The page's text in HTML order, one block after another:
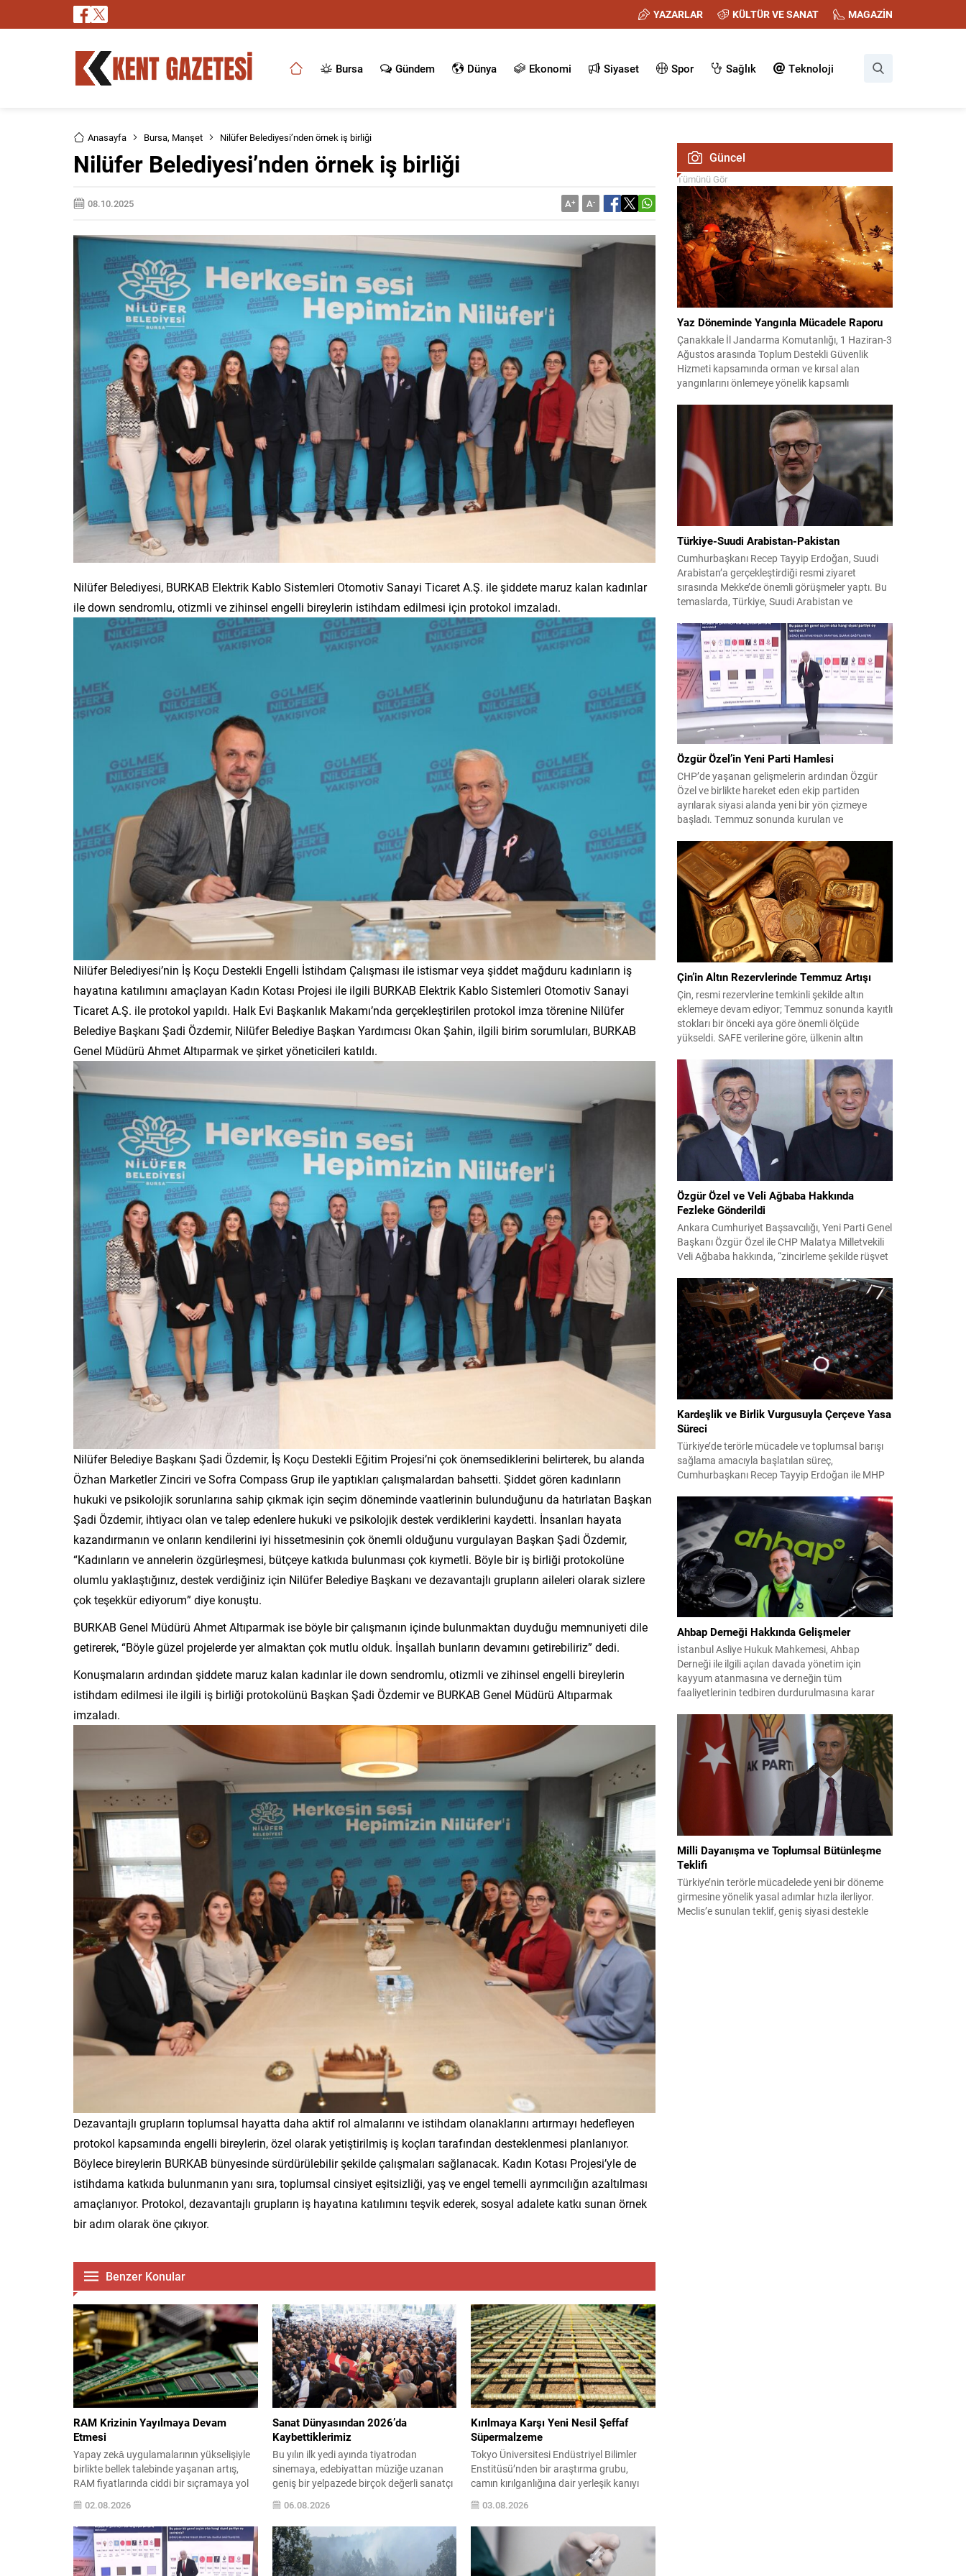
YAZARLAR KÜLTÜR VE SANAT MAGAZİN
Bursa Gündem Dünya Ekonomi Siyaset Spor Sağlık Teknoloji
Anasayfa Bursa, Manşet Nilüfer Belediyesi’nden örnek iş birliği
Nilüfer Belediyesi’nden örnek iş birliği
08.10.2025 A+ A-
Nilüfer Belediyesi, BURKAB Elektrik Kablo Sistemleri Otomotiv Sanayi Ticaret A.Ş. ile şiddete maruz kalan kadınlar
ile down sendromlu, otizmli ve zihinsel engelli bireylerin istihdam edilmesi için protokol imzaladı.
Nilüfer Belediyesi’nin İş Koçu Destekli Engelli İstihdam Çalışması ile istismar veya şiddet mağduru kadınların iş
hayatına katılımını amaçlayan Kadın Kotası Projesi ile ilgili BURKAB Elektrik Kablo Sistemleri Otomotiv Sanayi
Ticaret A.Ş. ile protokol yapıldı. Halk Evi Başkanlık Makamı’nda gerçekleştirilen protokol imza törenine Nilüfer
Belediye Başkanı Şadi Özdemir, Nilüfer Belediye Başkan Yardımcısı Okan Şahin, ilgili birim sorumluları, BURKAB
Genel Müdürü Ahmet Altıparmak ve şirket yöneticileri katıldı.
Nilüfer Belediye Başkanı Şadi Özdemir, İş Koçu Destekli Eğitim Projesi’ni çok önemsediklerini belirterek, bu alanda
Özhan Marketler Zinciri ve Sofra Compass Grup ile yaptıkları çalışmalardan bahsetti. Şiddet gören kadınların
hukuki ve psikolojik sorunlarına sahip çıkmak için seçim döneminde vaatlerinin bulunduğunu da hatırlatan Başkan
Şadi Özdemir, ihtiyacı olan ve talep edenlere hukuki ve psikolojik destek verdiklerini kaydetti. İnsanları hayata
kazandırmanın ve onların kendilerini iyi hissetmesinin çok önemli olduğunu vurgulayan Başkan Şadi Özdemir,
“Kadınların ve annelerin özgürleşmesi, bütçeye katkıda bulunması çok kıymetli. Böyle bir iş birliği protokolüne
olumlu yaklaştığınız, destek verdiğiniz için Nilüfer Belediye Başkanı ve dezavantajlı grupların aileleri olarak sizlere
çok teşekkür ediyorum” diye konuştu.
BURKAB Genel Müdürü Ahmet Altıparmak ise böyle bir çalışmanın içinde bulunmaktan duyduğu memnuniyeti dile
getirerek, “Böyle güzel projelerde yer almaktan çok mutlu olduk. İnşallah bunların devamını getirebiliriz” dedi.
Konuşmaların ardından şiddete maruz kalan kadınlar ile down sendromlu, otizmli ve zihinsel engelli bireylerin
istihdam edilmesi ile ilgili iş birliği protokolünü Başkan Şadi Özdemir ve BURKAB Genel Müdürü Altıparmak
imzaladı.
Dezavantajlı grupların toplumsal hayatta daha aktif rol almalarını ve istihdam olanaklarını artırmayı hedefleyen
protokol kapsamında engelli bireylerin, özel olarak yetiştirilmiş iş koçları tarafından desteklenmesi planlanıyor.
Böylece bireylerin BURKAB bünyesinde sürdürülebilir şekilde çalışmaları sağlanacak. Kadın Kotası Projesi’yle de
istihdama katkıda bulunmanın yanı sıra, toplumsal cinsiyet eşitsizliği, yaş ve engel temelli ayrımcılığın azaltılması
amaçlanıyor. Protokol, dezavantajlı grupların iş hayatına katılımını teşvik ederek, sosyal adalete katkı sunan örnek
bir adım olarak öne çıkıyor.
Benzer Konular
RAM Krizinin Yayılmaya Devam
Etmesi
Yapay zekâ uygulamalarının yükselişiyle
birlikte bellek talebinde yaşanan artış,
RAM fiyatlarında ciddi bir sıçramaya yol
açtı. Bu durum, dizüstü bilgisayarlar ve
akıllı telefonlar başta olmak üzere birçok
ürünün maliyetini yükseltiyor ve küresel
çapta bir arz sıkıntısı riski doğuruyor.
Samsung Finans Direktörü’nün işaret
ettiği üzere, mikroçip tedarikindeki
02.08.2026
Sanat Dünyasından 2026’da
Kaybettiklerimiz
Bu yılın ilk yedi ayında tiyatrodan
sinemaya, edebiyattan müziğe uzanan
geniş bir yelpazede birçok değerli sanatçı
ve aydın aramızdan ayrıldı. Her biri kendi
alanında iz bırakan isimlerin vefatı, kültür
ve sanat camiasında derin üzüntü
yarattı. Kaybettiklerimizin anısına,
yaşamları boyunca üretip bıraktıkları
eserler ve katkılar yeniden hatırlanıyor;
06.08.2026
Kırılmaya Karşı Yeni Nesil Şeffaf
Süpermalzeme
Tokyo Üniversitesi Endüstriyel Bilimler
Enstitüsü’nden bir araştırma grubu,
camın kırılganlığına dair yerleşik kanıyı
kökten değiştirebilecek bir malzeme
geliştirdi. Bu yeni bileşim, geleneksel
camlardan iki kat daha dayanıklı olmakla
kalmayıp, bazı dökme demir ve çelik
türleriyle karşılaştırılabilecek yük taşıma
kapasitesine ulaşıyor. Malzeme, görünür
03.08.2026
Güncel
Tümünü Gör
Yaz Döneminde Yangınla Mücadele Raporu
Çanakkale İl Jandarma Komutanlığı, 1 Haziran-3
Ağustos arasında Toplum Destekli Güvenlik
Hizmeti kapsamında orman ve kırsal alan
yangınlarını önlemeye yönelik kapsamlı
görev yapan 178 tim ve 742 personel, sahada
aktif olarak halkı bilinçlendirdi ve denetim
faaliyetleri gerçekleştirdi. Faaliyetler esnasında
bin 315 biçerdöver ve balya...
Türkiye-Suudi Arabistan-Pakistan
Cumhurbaşkanı Recep Tayyip Erdoğan, Suudi
Arabistan’a gerçekleştirdiği resmi ziyaret
sırasında Mekke’de önemli görüşmeler yaptı. Bu
temaslarda, Türkiye, Suudi Arabistan ve
birliği çerçevesi oluşturuldu. Ziyaretin en somut
çıktısı, üç ülkenin imza attığı Mekke Ortak
Savunma Anlaşması oldu. Anlaşma; ortak
güvenlik yaklaşımıyla bölgesel barış, istikrar...
Özgür Özel’in Yeni Parti Hamlesi
CHP’de yaşanan gelişmelerin ardından Özgür
Özel ve birlikte hareket eden ekip partiden
ayrılarak siyasi alanda yeni bir yön çizmeye
başladı. Temmuz sonunda kurulan ve
kısa sürede muhalif medyanın gündemine girdi.
Kuruluşun hemen ardından bazı anket sonuçları
kamuoyuna yansıyınca, partinin tabanda karşılık
bulduğu iddiaları gündemi...
Çin’in Altın Rezervlerinde Temmuz Artışı
Çin, resmi rezervlerine temkinli şekilde altın
eklemeye devam ediyor; Temmuz sonunda kayıtlı
stokları bir önceki aya göre önemli ölçüde
yükseldi. SAFE verilerine göre, ülkenin altın
göstererek 76.080.000 ons seviyesine ulaştı. Bu
artış, Çin’in aylık alımlarında yıl içinde dikkat
çeken bir yükselişi temsil ediyor. Temmuz...
Özgür Özel ve Veli Ağbaba Hakkında
Fezleke Gönderildi
Ankara Cumhuriyet Başsavcılığı, Yeni Parti Genel
Başkanı Özgür Özel ile CHP Malatya Milletvekili
Veli Ağbaba hakkında, “zincirleme şekilde rüşvet
Adalet Bakanlığı’na sevk etti. Fezlekeler, 31 Mart
2024 yerel seçimleri ve 4-5 Kasım 2023’teki CHP
38. Olağan Kurultayı sürecine ilişkin iddiaları
kapsıyor. Daha önce Antalya ve İstanbul...
Kardeşlik ve Birlik Vurgusuyla Çerçeve Yasa
Süreci
Türkiye’de terörle mücadele ve toplumsal barışı
sağlama amacıyla başlatılan süreç,
Cumhurbaşkanı Recep Tayyip Erdoğan ile MHP
bir döneme girdi. Yaklaşık iki yıldır devam eden
çalışmaların ardından şimdi sürecin yasal zemini,
12 maddelik bir çerçeve yasa ile şekillendiriliyor.
Bugün komisyonda görüşülecek olan bu yasa
taslağı,...
Ahbap Derneği Hakkında Gelişmeler
İstanbul Asliye Hukuk Mahkemesi, Ahbap
Derneği ile ilgili açılan davada yönetim için
kayyum atanmasına ve derneğin tüm
faaliyetlerinin tedbiren durdurulmasına karar
kararı verilmiş olup son adım doğrudan yönetime
ilişkin bir tedbir niteliği taşıyor. İstanbul Emniyet
Müdürlüğü Mali Suçlarla Mücadele Şube
Müdürlüğü ve İstanbul...
Milli Dayanışma ve Toplumsal Bütünleşme
Teklifi
Türkiye’nin terörle mücadelede yeni bir döneme
girmesine yönelik yasal adımlar hızla ilerliyor.
Meclis’e sunulan teklif, geniş siyasi destekle